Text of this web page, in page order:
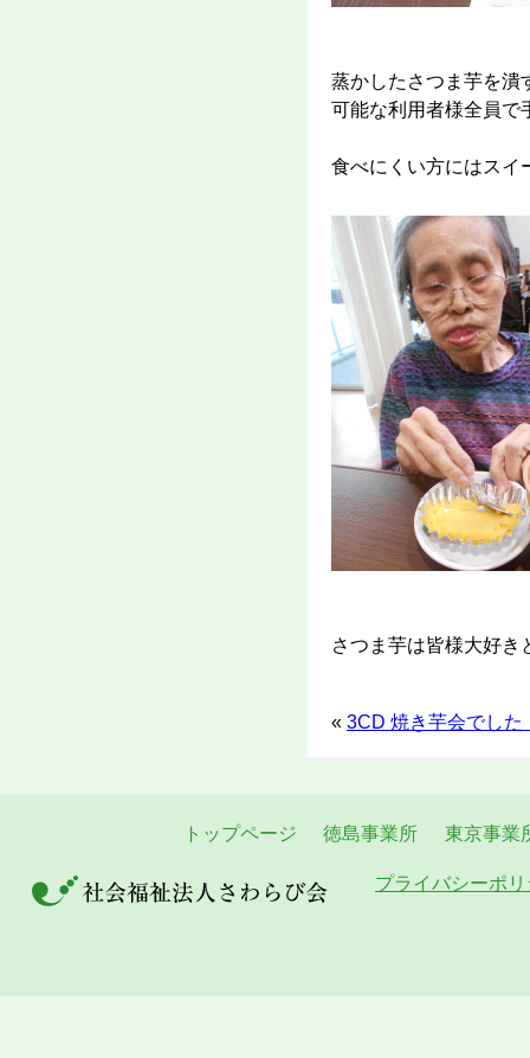
蒸かしたさつま芋を潰
可能な利用者様全員で
食べにくい方にはスイ
さつま芋は皆様大好き
« 3CD 焼き芋会でした
トップページ 徳島事業所 東京事業
プライバシーポ